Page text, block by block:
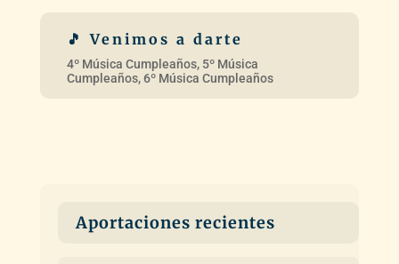
Aportaciones recientes